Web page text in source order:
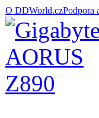
O DDWorld.czPodpora